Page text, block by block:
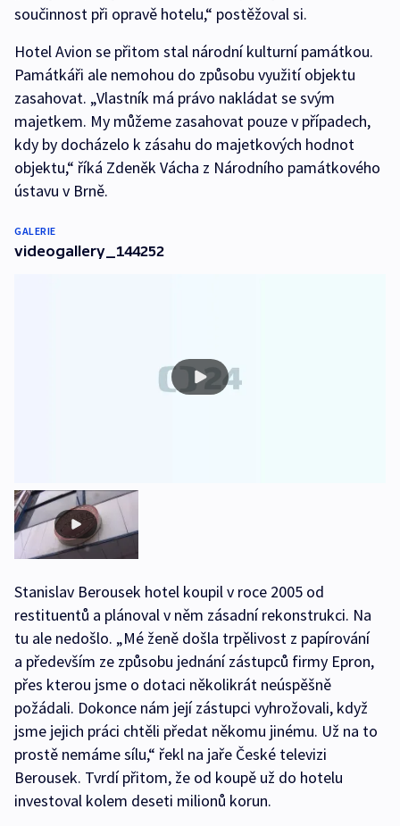
součinnost při opravě hotelu,“ postěžoval si.
Hotel Avion se přitom stal národní kulturní památkou.
Památkáři ale nemohou do způsobu využití objektu
zasahovat. „Vlastník má právo nakládat se svým
majetkem. My můžeme zasahovat pouze v případech,
kdy by docházelo k zásahu do majetkových hodnot
objektu,“ říká Zdeněk Vácha z Národního památkového
ústavu v Brně.
GALERIE
videogallery_144252
Stanislav Berousek hotel koupil v roce 2005 od
restituentů a plánoval v něm zásadní rekonstrukci. Na
tu ale nedošlo. „Mé ženě došla trpělivost z papírování
a především ze způsobu jednání zástupců firmy Epron,
přes kterou jsme o dotaci několikrát neúspěšně
požádali. Dokonce nám její zástupci vyhrožovali, když
jsme jejich práci chtěli předat někomu jinému. Už na to
prostě nemáme sílu,“ řekl na jaře České televizi
Berousek. Tvrdí přitom, že od koupě už do hotelu
investoval kolem deseti milionů korun.